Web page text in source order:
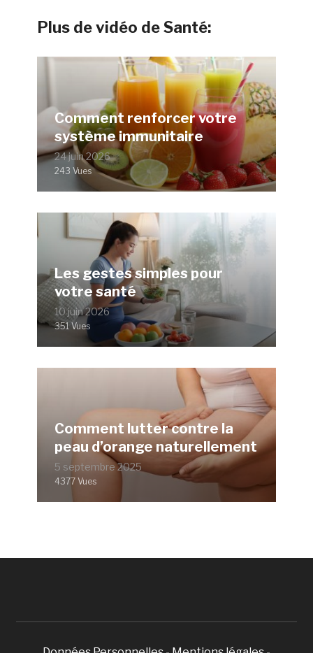
Plus de vidéo de Santé:
Comment renforcer votre
système immunitaire
24 juin 2026
243 Vues
Les gestes simples pour
votre santé
10 juin 2026
351 Vues
Comment lutter contre la
peau d’orange naturellement
5 septembre 2025
4377 Vues